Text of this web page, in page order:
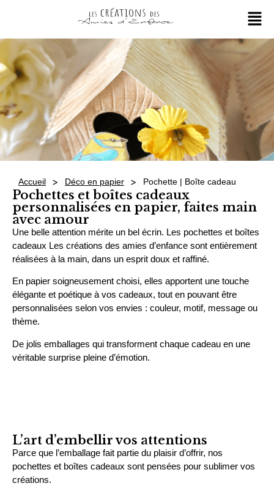
Accueil > Déco en papier > Pochette | Boîte cadeau
Pochettes et boîtes cadeaux
personnalisées en papier, faites main
avec amour
Une belle attention mérite un bel écrin. Les pochettes et boîtes
cadeaux Les créations des amies d’enfance sont entièrement
réalisées à la main, dans un esprit doux et raffiné.
En papier soigneusement choisi, elles apportent une touche
élégante et poétique à vos cadeaux, tout en pouvant être
personnalisées selon vos envies : couleur, motif, message ou
thème.
De jolis emballages qui transforment chaque cadeau en une
véritable surprise pleine d’émotion.
L’art d’embellir vos attentions
Parce que l’emballage fait partie du plaisir d’offrir, nos
pochettes et boîtes cadeaux sont pensées pour sublimer vos
créations.